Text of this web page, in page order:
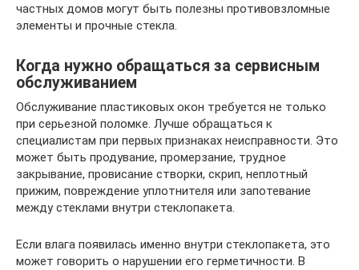
частных домов могут быть полезны противовзломные
элементы и прочные стекла.
Когда нужно обращаться за сервисным
обслуживанием
Обслуживание пластиковых окон требуется не только
при серьезной поломке. Лучше обращаться к
специалистам при первых признаках неисправности. Это
может быть продувание, промерзание, трудное
закрывание, провисание створки, скрип, неплотный
прижим, повреждение уплотнителя или запотевание
между стеклами внутри стеклопакета.
Если влага появилась именно внутри стеклопакета, это
может говорить о нарушении его герметичности. В